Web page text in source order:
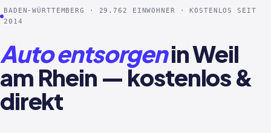
BADEN-WÜRTTEMBERG · 29.762 EINWOHNER · KOSTENLOS SEIT
2014
Auto entsorgenin Weil
am Rhein — kostenlos &
direkt